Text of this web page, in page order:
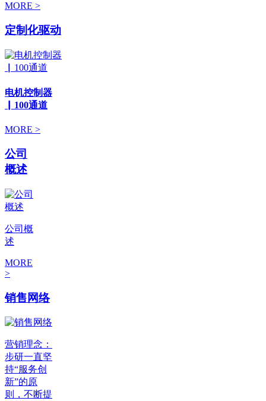
MORE >
定制化驱动
电机控制器
▏100通道
MORE >
公司
概述
公司概
述
MORE
>
销售网络
营销理念：
步研一直坚
持“服务创
新”的原
则，不断提